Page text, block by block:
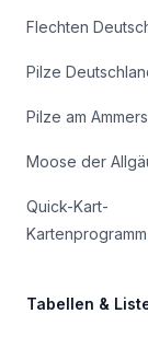
Flechten
Pilze
Pilze am
Moose der
Quick-Kart-
Kartenprogramm
Tabellen &